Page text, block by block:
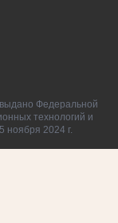
Федеральной
технологий и
ноября 2024 г.